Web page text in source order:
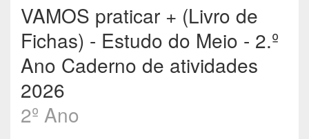
VAMOS praticar + (Livro de
Fichas) - Estudo do Meio - 2.º
Ano Caderno de atividades
2026
2º Ano